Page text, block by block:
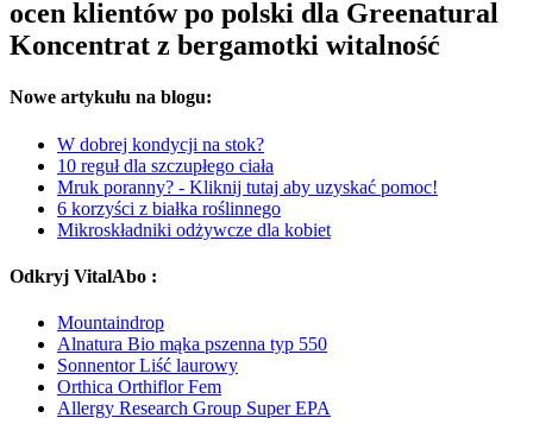
ocen klientów po polski dla Greenatural
Koncentrat z bergamotki witalność
Nowe artykułu na blogu:
W dobrej kondycji na stok?
10 reguł dla szczupłego ciała
Mruk poranny? - Kliknij tutaj aby uzyskać pomoc!
6 korzyści z białka roślinnego
Mikroskładniki odżywcze dla kobiet
Odkryj VitalAbo :
Mountaindrop
Alnatura Bio mąka pszenna typ 550
Sonnentor Liść laurowy
Orthica Orthiflor Fem
Allergy Research Group Super EPA